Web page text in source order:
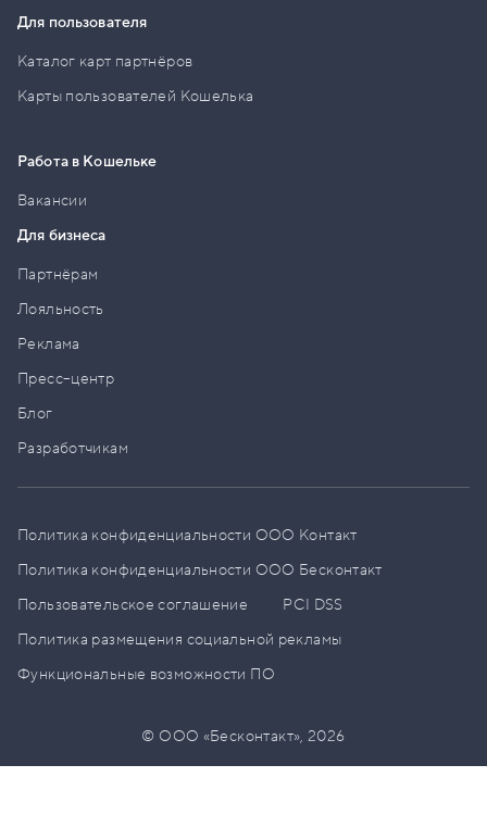
Для пользователя
Каталог карт партнёров
Карты пользователей Кошелька
Работа в Кошельке
Вакансии
Для бизнеса
Партнёрам
Лояльность
Реклама
Пресс–центр
Блог
Разработчикам
Политика конфиденциальности ООО Контакт
Политика конфиденциальности ООО Бесконтакт
Пользовательское соглашение
PCI DSS
Политика размещения социальной рекламы
Функциональные возможности ПО
© ООО «Бесконтакт»,2026